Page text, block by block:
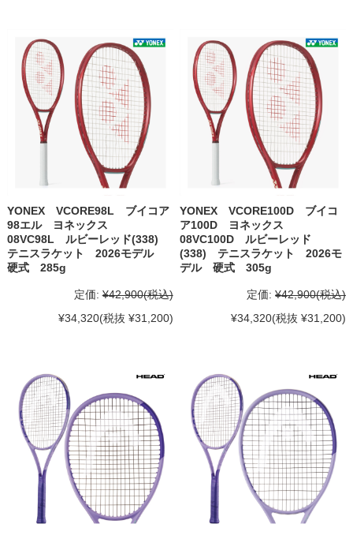
YONEX VCORE98L ブイコア
98エル ヨネックス
08VC98L ルビーレッド(338)
テニスラケット 2026モデル
硬式 285g
定価: ¥42,900(税込)
¥34,320(税抜 ¥31,200)
YONEX VCORE100D ブイコ
ア100D ヨネックス
08VC100D ルビーレッド
(338) テニスラケット 2026モ
デル 硬式 305g
定価: ¥42,900(税込)
¥34,320(税抜 ¥31,200)